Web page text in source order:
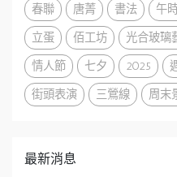
春聯
唐菁 書法 午
立蛋
佰工坊 光合玻璃
情人節
七夕 2025
街頭表演
三鶯線 周末
最新消息